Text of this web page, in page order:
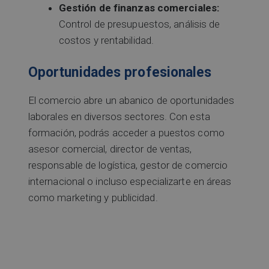
Gestión de finanzas comerciales:
Control de presupuestos, análisis de
costos y rentabilidad.
Oportunidades profesionales
El comercio abre un abanico de oportunidades
laborales en diversos sectores. Con esta
formación, podrás acceder a puestos como
asesor comercial, director de ventas,
responsable de logística, gestor de comercio
internacional o incluso especializarte en áreas
como marketing y publicidad.